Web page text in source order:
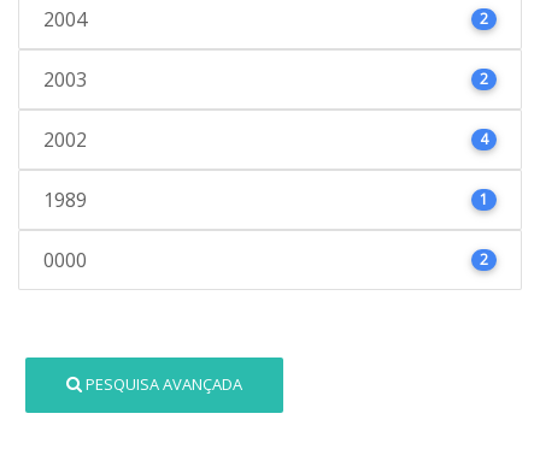
2004 2
2003 2
2002 4
1989 1
0000 2
PESQUISA AVANÇADA